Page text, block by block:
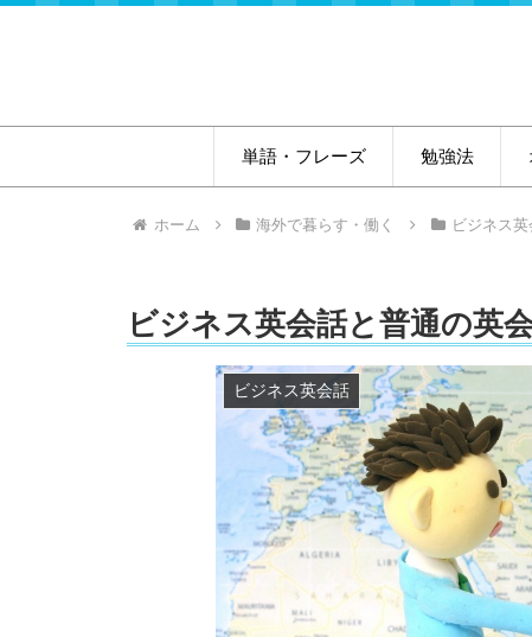
単語・フレーズ 勉強法
ホーム 海外で暮らす・働く ビジネス英
ビジネス英会話と普通の英
ビジネス英会話